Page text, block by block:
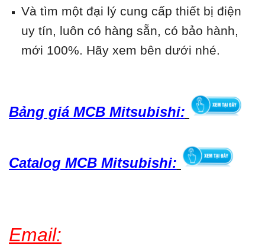
Và tìm một đại lý cung cấp thiết bị điện
uy tín, luôn có hàng sẵn, có bảo hành,
mới 100%. Hãy xem bên dưới nhé.
Bảng giá MCB Mitsubishi:
Catalog MCB Mitsubishi:
Email: